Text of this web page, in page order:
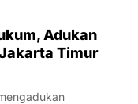
Adukan
Timur